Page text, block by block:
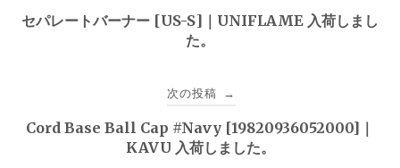
稿
ゲ
セパレートバーナー [US-S]｜UNIFLAME 入荷しまし
た。
次の投稿 →
Cord Base Ball Cap #Navy [19820936052000]｜
KAVU 入荷しました。